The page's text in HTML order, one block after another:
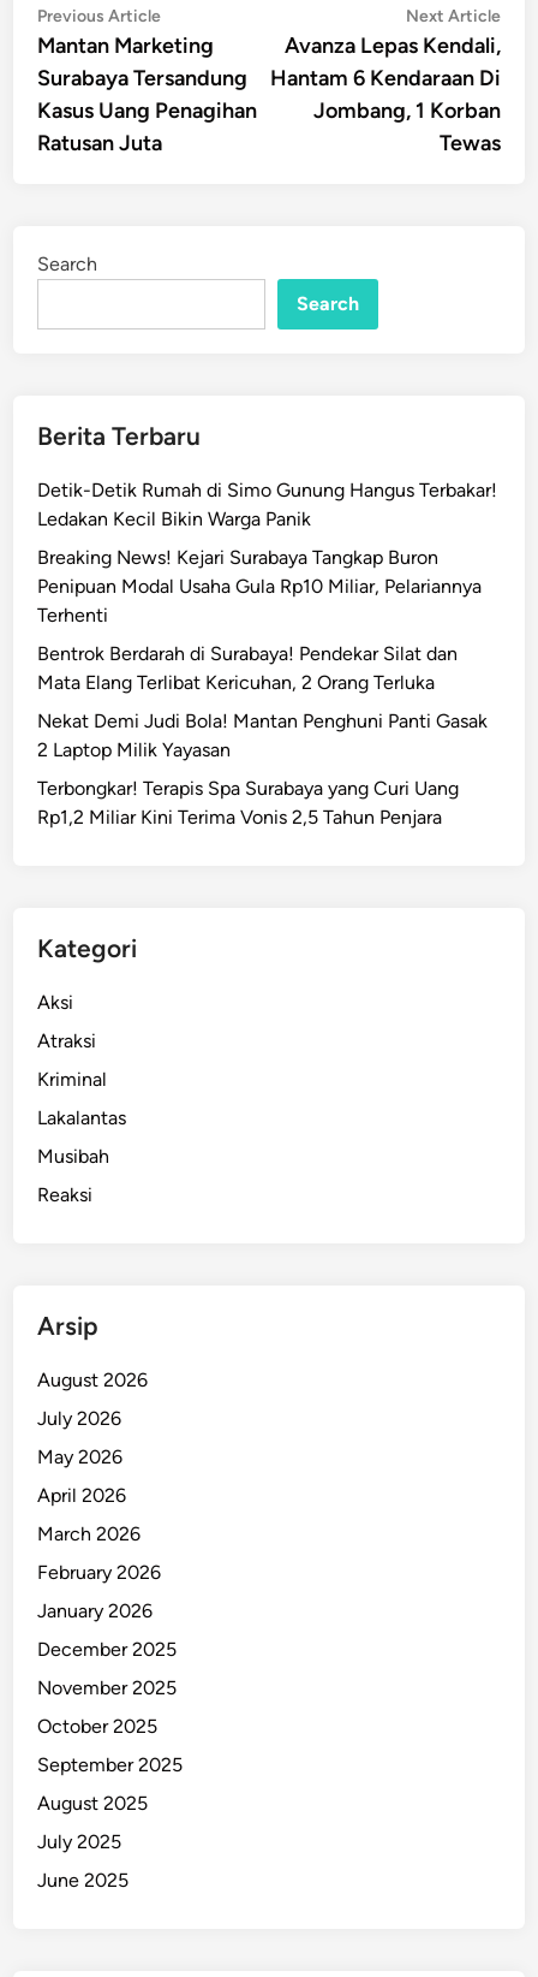
Post
navigation
Previous ArticlePrevious
article:
Mantan Marketing
Surabaya Tersandung
Kasus Uang Penagihan
Ratusan Juta
Next Article
Avanza Lepas Kendali,
Hantam 6 Kendaraan Di
Jombang, 1 Korban
Tewas
Search
Search
Berita Terbaru
Detik-Detik Rumah di Simo Gunung Hangus Terbakar!
Ledakan Kecil Bikin Warga Panik
Breaking News! Kejari Surabaya Tangkap Buron
Penipuan Modal Usaha Gula Rp10 Miliar, Pelariannya
Terhenti
Bentrok Berdarah di Surabaya! Pendekar Silat dan
Mata Elang Terlibat Kericuhan, 2 Orang Terluka
Nekat Demi Judi Bola! Mantan Penghuni Panti Gasak
2 Laptop Milik Yayasan
Terbongkar! Terapis Spa Surabaya yang Curi Uang
Rp1,2 Miliar Kini Terima Vonis 2,5 Tahun Penjara
Kategori
Aksi
Atraksi
Kriminal
Lakalantas
Musibah
Reaksi
Arsip
August 2026
July 2026
May 2026
April 2026
March 2026
February 2026
January 2026
December 2025
November 2025
October 2025
September 2025
August 2025
July 2025
June 2025